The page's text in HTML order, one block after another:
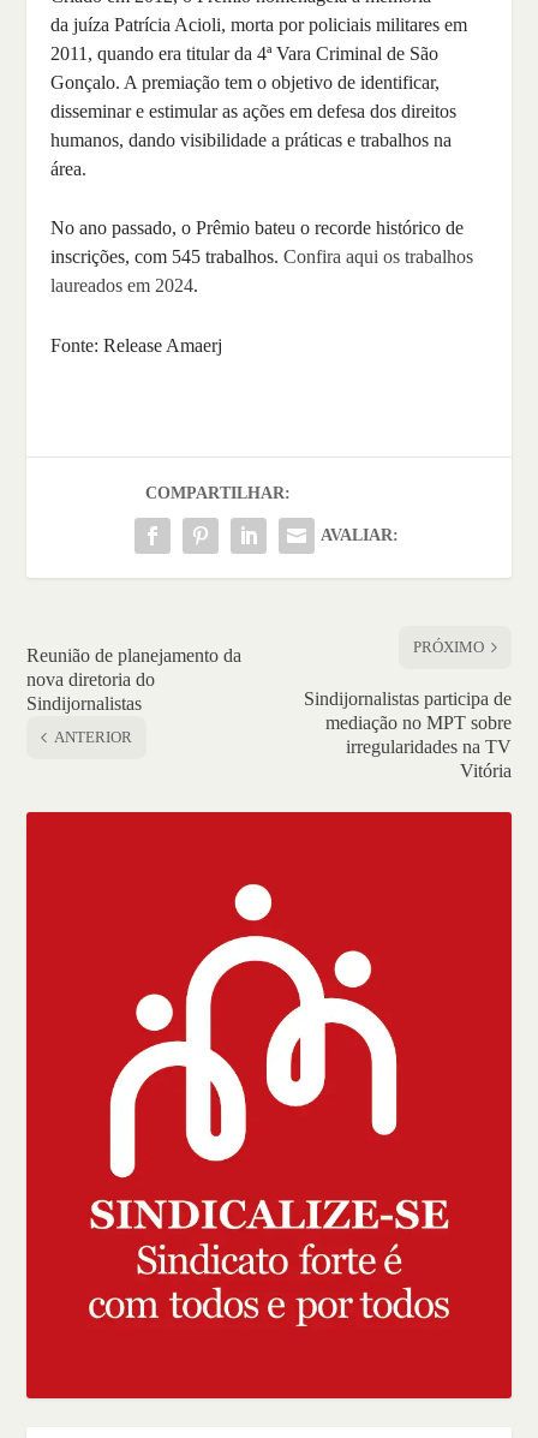
da juíza Patrícia Acioli, morta por policiais militares em
2011, quando era titular da 4ª Vara Criminal de São
Gonçalo. A premiação tem o objetivo de identificar,
disseminar e estimular as ações em defesa dos direitos
humanos, dando visibilidade a práticas e trabalhos na
área.
No ano passado, o Prêmio bateu o recorde histórico de
inscrições, com 545 trabalhos.Confira aqui os trabalhos
laureados em 2024.
Fonte: Release Amaerj
COMPARTILHAR:
AVALIAR:
Reunião de planejamento da
nova diretoria do
Sindijornalistas
ANTERIOR
PRÓXIMO
Sindijornalistas participa de
mediação no MPT sobre
irregularidades na TV
Vitória